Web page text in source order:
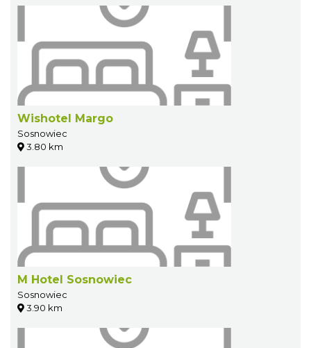
Wishotel Margo
Sosnowiec
3.80 km
M Hotel Sosnowiec
Sosnowiec
3.90 km